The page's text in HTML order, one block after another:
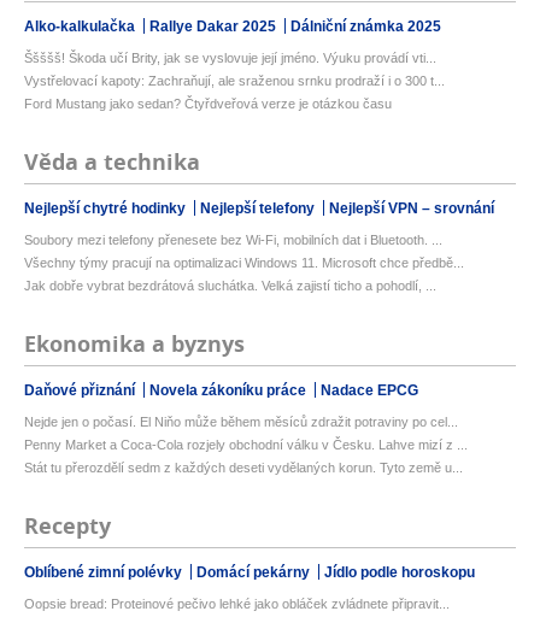
Alko-kalkulačka Rallye Dakar 2025 Dálniční známka 2025
Ššššš! Škoda učí Brity, jak se vyslovuje její jméno. Výuku provádí vti...
Vystřelovací kapoty: Zachraňují, ale sraženou srnku prodraží i o 300 t...
Ford Mustang jako sedan? Čtyřdveřová verze je otázkou času
Věda a technika
Nejlepší chytré hodinky Nejlepší telefony Nejlepší VPN – srovnání
Soubory mezi telefony přenesete bez Wi-Fi, mobilních dat i Bluetooth. ...
Všechny týmy pracují na optimalizaci Windows 11. Microsoft chce předbě...
Jak dobře vybrat bezdrátová sluchátka. Velká zajistí ticho a pohodlí, ...
Ekonomika a byznys
Daňové přiznání Novela zákoníku práce Nadace EPCG
Nejde jen o počasí. El Niňo může během měsíců zdražit potraviny po cel...
Penny Market a Coca-Cola rozjely obchodní válku v Česku. Lahve mizí z ...
Stát tu přerozdělí sedm z každých deseti vydělaných korun. Tyto země u...
Recepty
Oblíbené zimní polévky Domácí pekárny Jídlo podle horoskopu
Oopsie bread: Proteinové pečivo lehké jako obláček zvládnete připravit...